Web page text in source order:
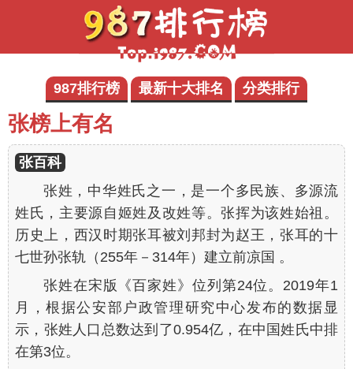
987排行榜 最新十大排名 分类排行
张榜上有名
张百科
张姓，中华姓氏之一，是一个多民族、多源流
姓氏，主要源自姬姓及改姓等。张挥为该姓始祖。
历史上，西汉时期张耳被刘邦封为赵王，张耳的十
七世孙张轨（255年－314年）建立前凉国 。
张姓在宋版《百家姓》位列第24位。2019年1
月，根据公安部户政管理研究中心发布的数据显
示，张姓人口总数达到了0.954亿，在中国姓氏中排
在第3位。